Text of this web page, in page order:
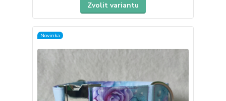
Zvolit variantu
Novinka